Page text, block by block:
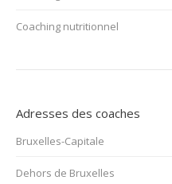
Coaching nutritionnel
Adresses des coaches
Bruxelles-Capitale
Dehors de Bruxelles